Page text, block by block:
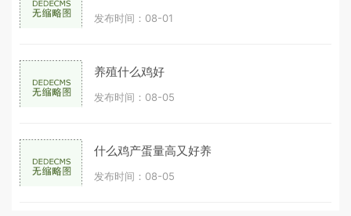
发布时间：08-01
养殖什么鸡好
发布时间：08-05
什么鸡产蛋量高又好养
发布时间：08-05